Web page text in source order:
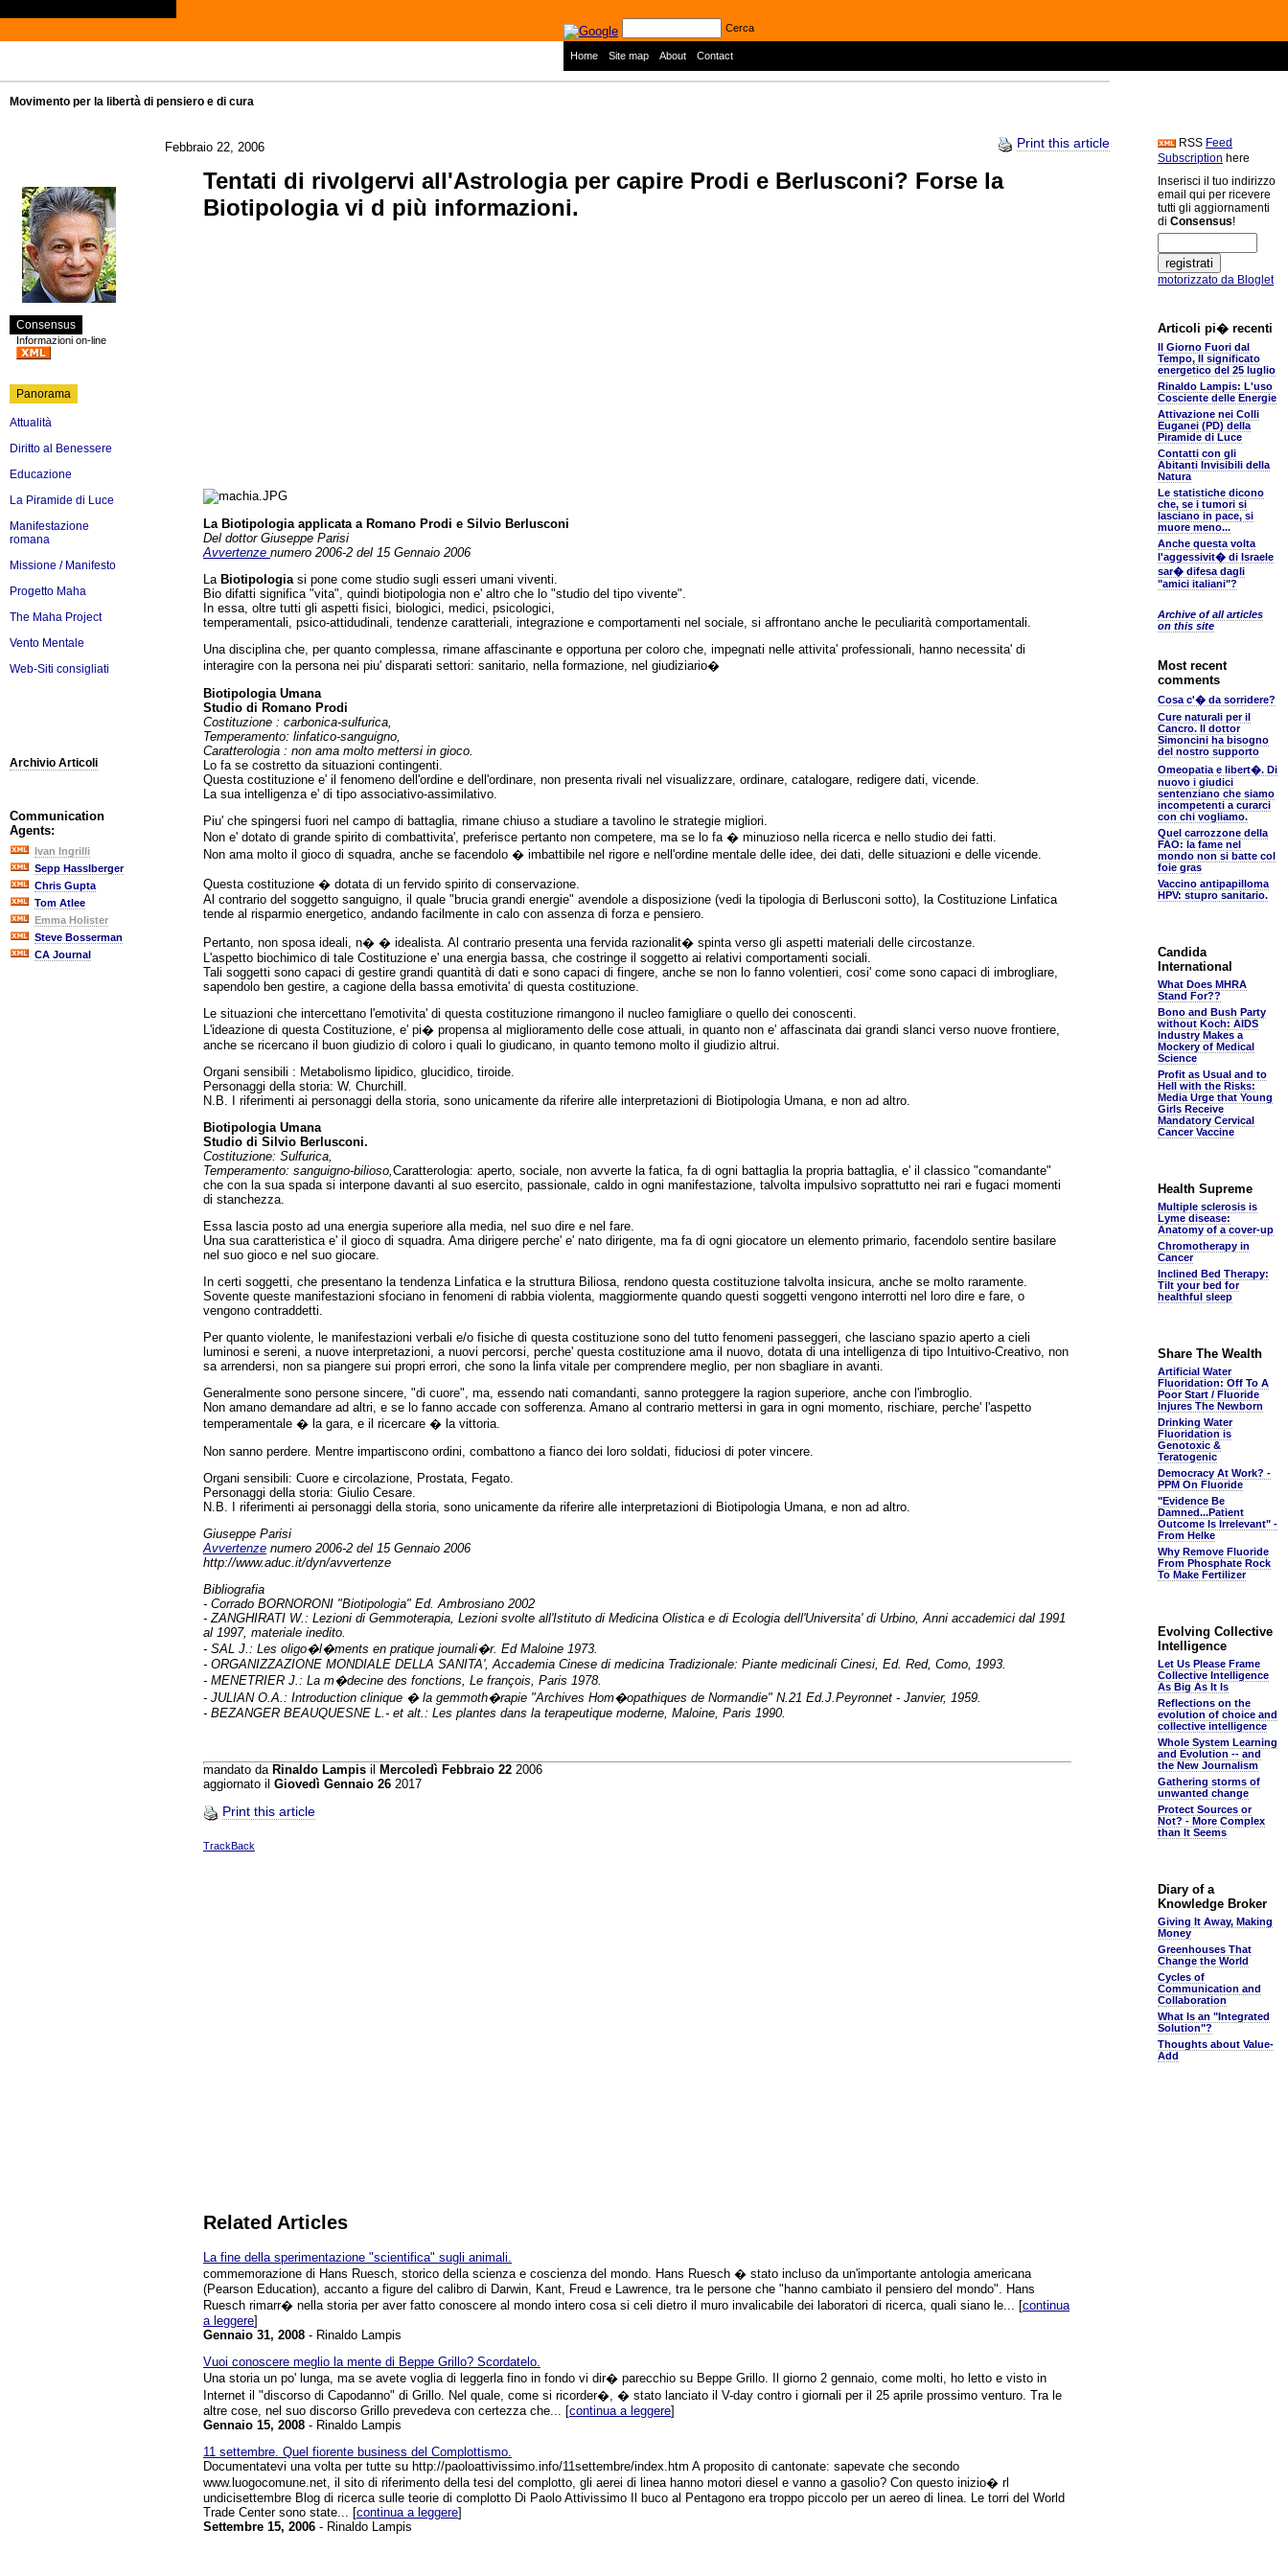
Cerca
Home Site map About Contact
Movimento per la libertà di pensiero e di cura
Consensus
Informazioni on-line
Panorama
Attualità
Diritto al Benessere
Educazione
La Piramide di Luce
Manifestazione
romana
Missione / Manifesto
Progetto Maha
The Maha Project
Vento Mentale
Web-Siti consigliati
Archivio Articoli
Communication
Agents:
Ivan Ingrilli
Sepp Hasslberger
Chris Gupta
Tom Atlee
Emma Holister
Steve Bosserman
CA Journal
Febbraio 22, 2006 Print this article
Tentati di rivolgervi all'Astrologia per capire Prodi e Berlusconi? Forse la
Biotipologia vi d più informazioni.
La Biotipologia applicata a Romano Prodi e Silvio Berlusconi
Del dottor Giuseppe Parisi
Avvertenze numero 2006-2 del 15 Gennaio 2006
La Biotipologia si pone come studio sugli esseri umani viventi.
Bio difatti significa "vita", quindi biotipologia non e' altro che lo "studio del tipo vivente".
In essa, oltre tutti gli aspetti fisici, biologici, medici, psicologici,
temperamentali, psico-attidudinali, tendenze caratteriali, integrazione e comportamenti nel sociale, si affrontano anche le peculiarità comportamentali.
Una disciplina che, per quanto complessa, rimane affascinante e opportuna per coloro che, impegnati nelle attivita' professionali, hanno necessita' di
interagire con la persona nei piu' disparati settori: sanitario, nella formazione, nel giudiziario�
Biotipologia Umana
Studio di Romano Prodi
Costituzione : carbonica-sulfurica,
Temperamento: linfatico-sanguigno,
Caratterologia : non ama molto mettersi in gioco.
Lo fa se costretto da situazioni contingenti.
Questa costituzione e' il fenomeno dell'ordine e dell'ordinare, non presenta rivali nel visualizzare, ordinare, catalogare, redigere dati, vicende.
La sua intelligenza e' di tipo associativo-assimilativo.
Piu' che spingersi fuori nel campo di battaglia, rimane chiuso a studiare a tavolino le strategie migliori.
Non e' dotato di grande spirito di combattivita', preferisce pertanto non competere, ma se lo fa � minuzioso nella ricerca e nello studio dei fatti.
Non ama molto il gioco di squadra, anche se facendolo � imbattibile nel rigore e nell'ordine mentale delle idee, dei dati, delle situazioni e delle vicende.
Questa costituzione � dotata di un fervido spirito di conservazione.
Al contrario del soggetto sanguigno, il quale "brucia grandi energie" avendole a disposizione (vedi la tipologia di Berlusconi sotto), la Costituzione Linfatica
tende al risparmio energetico, andando facilmente in calo con assenza di forza e pensiero.
Pertanto, non sposa ideali, n� � idealista. Al contrario presenta una fervida razionalit� spinta verso gli aspetti materiali delle circostanze.
L'aspetto biochimico di tale Costituzione e' una energia bassa, che costringe il soggetto ai relativi comportamenti sociali.
Tali soggetti sono capaci di gestire grandi quantità di dati e sono capaci di fingere, anche se non lo fanno volentieri, cosi' come sono capaci di imbrogliare,
sapendolo ben gestire, a cagione della bassa emotivita' di questa costituzione.
Le situazioni che intercettano l'emotivita' di questa costituzione rimangono il nucleo famigliare o quello dei conoscenti.
L'ideazione di questa Costituzione, e' pi� propensa al miglioramento delle cose attuali, in quanto non e' affascinata dai grandi slanci verso nuove frontiere,
anche se ricercano il buon giudizio di coloro i quali lo giudicano, in quanto temono molto il giudizio altrui.
Organi sensibili : Metabolismo lipidico, glucidico, tiroide.
Personaggi della storia: W. Churchill.
N.B. I riferimenti ai personaggi della storia, sono unicamente da riferire alle interpretazioni di Biotipologia Umana, e non ad altro.
Biotipologia Umana
Studio di Silvio Berlusconi.
Costituzione: Sulfurica,
Temperamento: sanguigno-bilioso, Caratterologia: aperto, sociale, non avverte la fatica, fa di ogni battaglia la propria battaglia, e' il classico "comandante"
che con la sua spada si interpone davanti al suo esercito, passionale, caldo in ogni manifestazione, talvolta impulsivo soprattutto nei rari e fugaci momenti
di stanchezza.
Essa lascia posto ad una energia superiore alla media, nel suo dire e nel fare.
Una sua caratteristica e' il gioco di squadra. Ama dirigere perche' e' nato dirigente, ma fa di ogni giocatore un elemento primario, facendolo sentire basilare
nel suo gioco e nel suo giocare.
In certi soggetti, che presentano la tendenza Linfatica e la struttura Biliosa, rendono questa costituzione talvolta insicura, anche se molto raramente.
Sovente queste manifestazioni sfociano in fenomeni di rabbia violenta, maggiormente quando questi soggetti vengono interrotti nel loro dire e fare, o
vengono contraddetti.
Per quanto violente, le manifestazioni verbali e/o fisiche di questa costituzione sono del tutto fenomeni passeggeri, che lasciano spazio aperto a cieli
luminosi e sereni, a nuove interpretazioni, a nuovi percorsi, perche' questa costituzione ama il nuovo, dotata di una intelligenza di tipo Intuitivo-Creativo, non
sa arrendersi, non sa piangere sui propri errori, che sono la linfa vitale per comprendere meglio, per non sbagliare in avanti.
Generalmente sono persone sincere, "di cuore", ma, essendo nati comandanti, sanno proteggere la ragion superiore, anche con l'imbroglio.
Non amano demandare ad altri, e se lo fanno accade con sofferenza. Amano al contrario mettersi in gara in ogni momento, rischiare, perche' l'aspetto
temperamentale � la gara, e il ricercare � la vittoria.
Non sanno perdere. Mentre impartiscono ordini, combattono a fianco dei loro soldati, fiduciosi di poter vincere.
Organi sensibili: Cuore e circolazione, Prostata, Fegato.
Personaggi della storia: Giulio Cesare.
N.B. I riferimenti ai personaggi della storia, sono unicamente da riferire alle interpretazioni di Biotipologia Umana, e non ad altro.
Giuseppe Parisi
Avvertenze numero 2006-2 del 15 Gennaio 2006
http://www.aduc.it/dyn/avvertenze
Bibliografia
- Corrado BORNORONI "Biotipologia" Ed. Ambrosiano 2002
- ZANGHIRATI W.: Lezioni di Gemmoterapia, Lezioni svolte all'Istituto di Medicina Olistica e di Ecologia dell'Universita' di Urbino, Anni accademici dal 1991
al 1997, materiale inedito.
- SAL J.: Les oligo�l�ments en pratique journali�r. Ed Maloine 1973.
- ORGANIZZAZIONE MONDIALE DELLA SANITA', Accademia Cinese di medicina Tradizionale: Piante medicinali Cinesi, Ed. Red, Como, 1993.
- MENETRIER J.: La m�decine des fonctions, Le françois, Paris 1978.
- JULIAN O.A.: Introduction clinique � la gemmoth�rapie "Archives Hom�opathiques de Normandie" N.21 Ed.J.Peyronnet - Janvier, 1959.
- BEZANGER BEAUQUESNE L.- et alt.: Les plantes dans la terapeutique moderne, Maloine, Paris 1990.
mandato da Rinaldo Lampis il Mercoledì Febbraio 22 2006
aggiornato il Giovedì Gennaio 26 2017
Print this article
TrackBack
Related Articles
La fine della sperimentazione "scientifica" sugli animali.
commemorazione di Hans Ruesch, storico della scienza e coscienza del mondo. Hans Ruesch � stato incluso da un'importante antologia americana
(Pearson Education), accanto a figure del calibro di Darwin, Kant, Freud e Lawrence, tra le persone che "hanno cambiato il pensiero del mondo". Hans
Ruesch rimarr� nella storia per aver fatto conoscere al mondo intero cosa si celi dietro il muro invalicabile dei laboratori di ricerca, quali siano le... [continua
a leggere]
Gennaio 31, 2008 - Rinaldo Lampis
Vuoi conoscere meglio la mente di Beppe Grillo? Scordatelo.
Una storia un po' lunga, ma se avete voglia di leggerla fino in fondo vi dir� parecchio su Beppe Grillo. Il giorno 2 gennaio, come molti, ho letto e visto in
Internet il "discorso di Capodanno" di Grillo. Nel quale, come si ricorder�, � stato lanciato il V-day contro i giornali per il 25 aprile prossimo venturo. Tra le
altre cose, nel suo discorso Grillo prevedeva con certezza che... [continua a leggere]
Gennaio 15, 2008 - Rinaldo Lampis
11 settembre. Quel fiorente business del Complottismo.
Documentatevi una volta per tutte su http://paoloattivissimo.info/11settembre/index.htm A proposito di cantonate: sapevate che secondo
www.luogocomune.net, il sito di riferimento della tesi del complotto, gli aerei di linea hanno motori diesel e vanno a gasolio? Con questo inizio� rl
undicisettembre Blog di ricerca sulle teorie di complotto Di Paolo Attivissimo Il buco al Pentagono era troppo piccolo per un aereo di linea. Le torri del World
Trade Center sono state... [continua a leggere]
Settembre 15, 2006 - Rinaldo Lampis
RSS Feed
Subscription here
Inserisci il tuo indirizzo
email qui per ricevere
tutti gli aggiornamenti
di Consensus!
motorizzato da Bloglet
Articoli pi� recenti
Il Giorno Fuori dal
Tempo, Il significato
energetico del 25 luglio
Rinaldo Lampis: L'uso
Cosciente delle Energie
Attivazione nei Colli
Euganei (PD) della
Piramide di Luce
Contatti con gli
Abitanti Invisibili della
Natura
Le statistiche dicono
che, se i tumori si
lasciano in pace, si
muore meno...
Anche questa volta
l'aggessivit� di Israele
sar� difesa dagli
"amici italiani"?
Archive of all articles
on this site
Most recent
comments
Cosa c'� da sorridere?
Cure naturali per il
Cancro. Il dottor
Simoncini ha bisogno
del nostro supporto
Omeopatia e libert�. Di
nuovo i giudici
sentenziano che siamo
incompetenti a curarci
con chi vogliamo.
Quel carrozzone della
FAO: la fame nel
mondo non si batte col
foie gras
Vaccino antipapilloma
HPV: stupro sanitario.
Candida
International
What Does MHRA
Stand For??
Bono and Bush Party
without Koch: AIDS
Industry Makes a
Mockery of Medical
Science
Profit as Usual and to
Hell with the Risks:
Media Urge that Young
Girls Receive
Mandatory Cervical
Cancer Vaccine
Health Supreme
Multiple sclerosis is
Lyme disease:
Anatomy of a cover-up
Chromotherapy in
Cancer
Inclined Bed Therapy:
Tilt your bed for
healthful sleep
Share The Wealth
Artificial Water
Fluoridation: Off To A
Poor Start / Fluoride
Injures The Newborn
Drinking Water
Fluoridation is
Genotoxic &
Teratogenic
Democracy At Work? -
PPM On Fluoride
"Evidence Be
Damned...Patient
Outcome Is Irrelevant" -
From Helke
Why Remove Fluoride
From Phosphate Rock
To Make Fertilizer
Evolving Collective
Intelligence
Let Us Please Frame
Collective Intelligence
As Big As It Is
Reflections on the
evolution of choice and
collective intelligence
Whole System Learning
and Evolution -- and
the New Journalism
Gathering storms of
unwanted change
Protect Sources or
Not? - More Complex
than It Seems
Diary of a
Knowledge Broker
Giving It Away, Making
Money
Greenhouses That
Change the World
Cycles of
Communication and
Collaboration
What Is an "Integrated
Solution"?
Thoughts about Value-
Add